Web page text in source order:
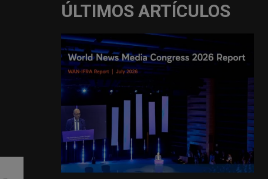
ÚLTIMOS ARTÍCULOS